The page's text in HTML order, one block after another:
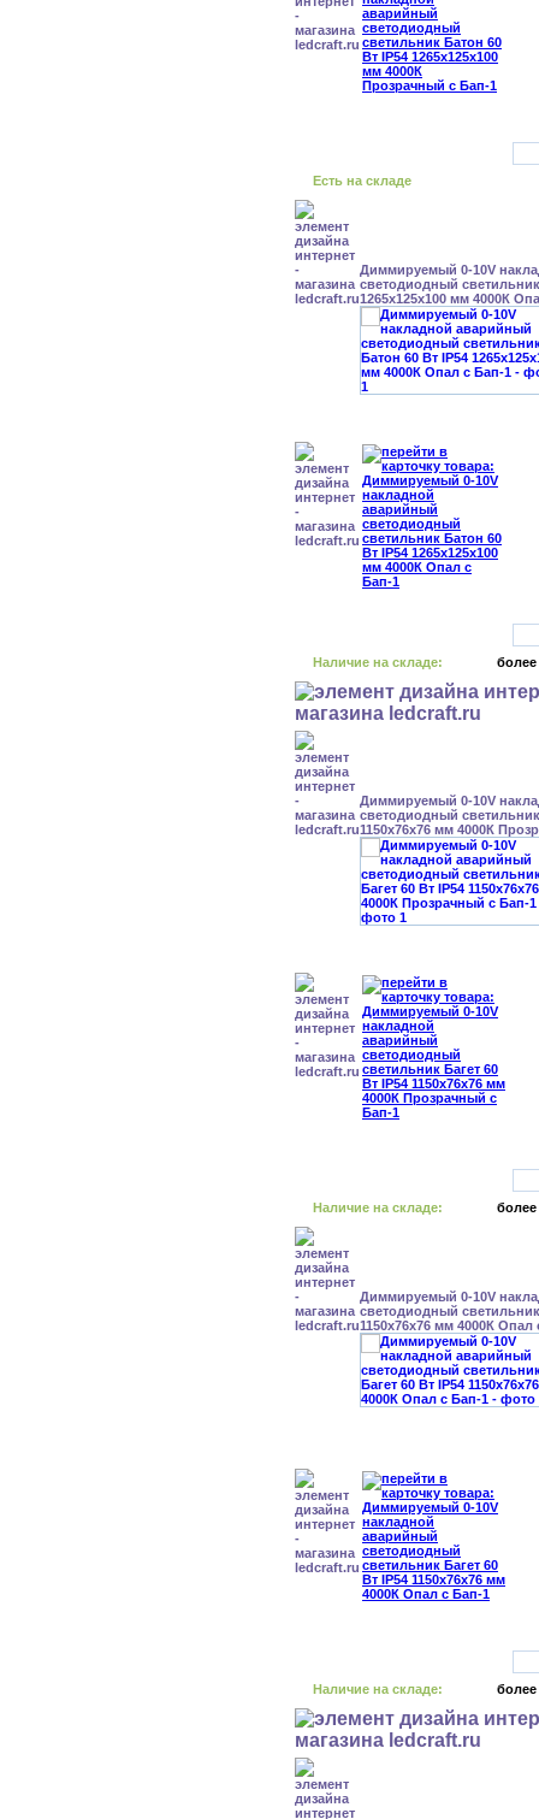
Есть на складе
Диммируемый 0-10V
светодиодный
1265x125x100 мм 4000К
Наличие на складе: более
Диммируемый 0-10V
светодиодный светильник
1150x76x76 мм 4000К
Наличие на складе: более
Диммируемый 0-10V
светодиодный светильник
1150x76x76 мм 4000К Опал
Наличие на складе: более